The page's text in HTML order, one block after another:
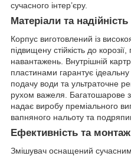
сучасного інтер’єру.
Матеріали та
Корпус виготовлений із
підвищену стійкість до
навантажень. Внутрішній
пластинами гарантує ідеальну
подачу води та ультраточне
рухом важеля. Багатошарове
надає виробу преміального
вапняного нальоту та
Ефективність та монтаж
Змішувач оснащений